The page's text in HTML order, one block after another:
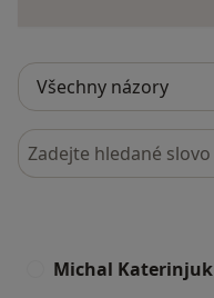
Hledejte v názorech
Michal Katerinjuk